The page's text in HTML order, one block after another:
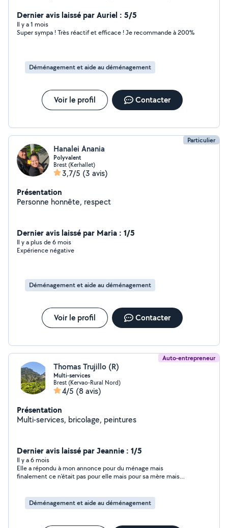
que les différents travaux de manutention. Habitué aux
déménagements, je suis efficace, soigneux et
respectueux de vos biens. Que ce soit pour déplacer
disponible pour vous accompagner dans les meilleures
conditions. N'hésitez pas à me contacter pour discuter
fournir un travail sérieux et de qualité. Disponible en
semaine et le week-end selon mes horaires de travail.
Dernier avis laissé par Auriel : 5/5
Il y a 1 mois
Super sympa ! Très réactif et efficace ! Je recommande à 200%
Déménagement et aide au déménagement
Voir le profil Contacter
Particulier
Hanalei Anania
Polyvalent
Brest (Kerhallet)
3,7/5 (3 avis)
Présentation
Personne honnête, respect
Dernier avis laissé par Maria : 1/5
Il y a plus de 6 mois
Expérience négative
Déménagement et aide au déménagement
Voir le profil Contacter
Auto-entrepreneur
Thomas Trujillo (R)
Multi-services
Brest (Kervao-Rural Nord)
4/5 (8 avis)
Présentation
Multi-services, bricolage, peintures
Dernier avis laissé par Jeannie : 1/5
Il y a 6 mois
Elle a répondu à mon annonce pour du ménage mais
finalement ce n'était pas pour elle mais pour sa mère mais
Déménagement et aide au déménagement